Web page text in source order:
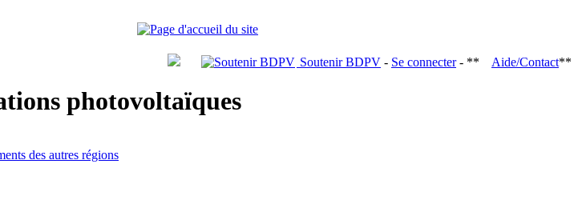
Soutenir BDPV - Se connecter- ** Aide/Contact**
photovoltaïques
des autres régions